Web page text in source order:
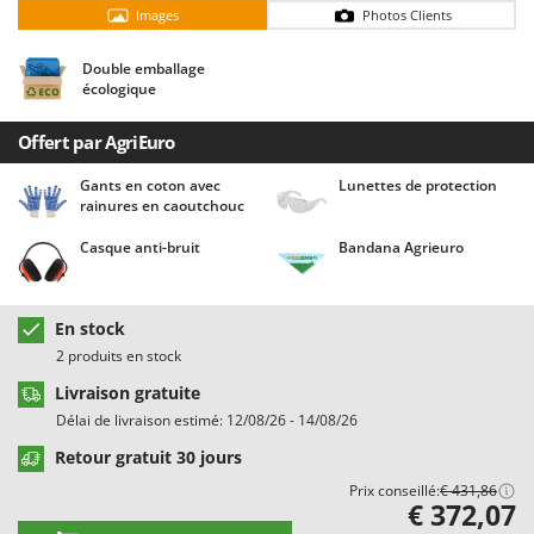
Chaudrons électriques pour polenta
Cisailles taille-haies manuelles
Climatiseurs
Compresseurs d'air électriques
Compresseurs pour la récolte des olives et la taille
Coupe-branches
Couveuses à œufs
Cultivateurs Tiller à ressorts - Extirpateurs
D
Débroussailleuses
Déplaqueuses de gazon
Barbieri
Benassi
Beper
Berkel
Bernardi
Besser Vacuum
Bestway
Beta tools
Black & Decker
BlackStone
Bomet
Images Photos Clients
Double emballage
écologique
Offert par AgriEuro
Gants en coton avec
rainures en caoutchouc
Lunettes de protection
Casque anti-bruit Bandana Agrieuro
En stock
2 produits en stock
Livraison gratuite
Délai de livraison estimé: 12/08/26 - 14/08/26
Retour gratuit 30 jours
Prix conseillé:€ 431,86
€ 372,07